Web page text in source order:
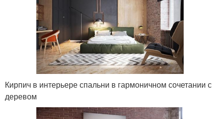
Кирпич в интерьере спальни в гармоничном сочетании с
деревом